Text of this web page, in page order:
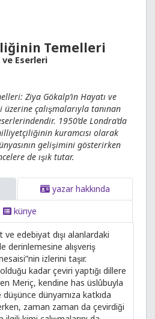
Temelleri
Eserleri
Ziya Gökalp’in Hayatı ve
çalışmalarıyla tanınan
1950’de Londra’da
kuramcısı olarak
gelişimini gösterirken
de ışık tutar.
yazar hakkında
künye
ve edebiyat dışı alanlardaki
derinlemesine alışveriş
izlerini taşır.
kadar çeviri yaptığı dillere
Meriç, kendine has üslûbuyla
dünyamıza katkıda
zaman zaman da çevirdiği